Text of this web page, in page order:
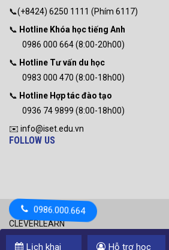
📞(+8424) 6250 1111 (Phím 6117)
📞 Hotline Khóa học tiếng Anh
0986 000 664 (8:00-20h00)
📞 Hotline Tư vấn du học
0983 000 470 (8:00-18h00)
📞 Hotline Hợp tác đào tạo
0936 74 9899 (8:00-18h00)
✉️ info@iset.edu.vn
FOLLOW US
CLEVERLEARN
Copyright © 2011 CLEVERLEARN English
0986.000.664
Lịch khai Hỗ trợ học